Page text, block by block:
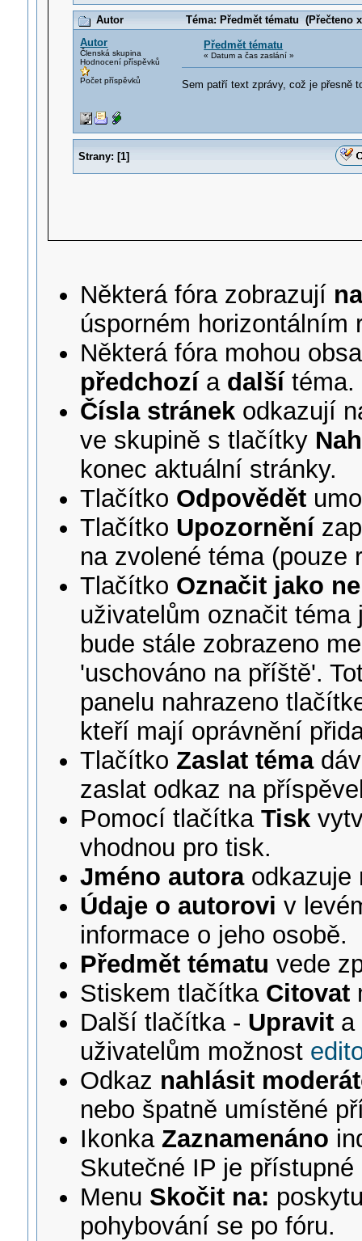
Autor
Téma: Předmět tématu (Přečteno
Autor
Členská skupina
Hodnocení příspěvků
Počet příspěvků
Předmět tématu
« Datum a čas zaslání »
Sem patří text zprávy, což je přesně
Strany: [1]
Některá fóra zobrazují
úsporném horizontálním
Některá fóra mohou
předchozía dalšítéma.
Čísla stránek odkazují
ve skupině s tlačítky
konec aktuální stránky.
Tlačítko Odpovědět
Tlačítko Upozornění
na zvolené téma (pouze
Tlačítko Označit jako
uživatelům označit
bude stále zobrazeno
'uschováno na příště'.
panelu nahrazeno
kteří mají oprávnění
Tlačítko Zaslat téma
zaslat odkaz na
Pomocí tlačítkaTisk
vhodnou pro tisk.
Jméno autoraodkazuje
Údaje o autorovi v
informace o jeho osobě.
Předmět tématu vede
Stiskem tlačítka Citovat
Další tlačítka - Upravit a
uživatelům možnost
Odkaz nahlásit
nebo špatně umístěné
Ikonka Zaznamenáno
Skutečné IP je
Menu Skočit na:
pohybování se po fóru.